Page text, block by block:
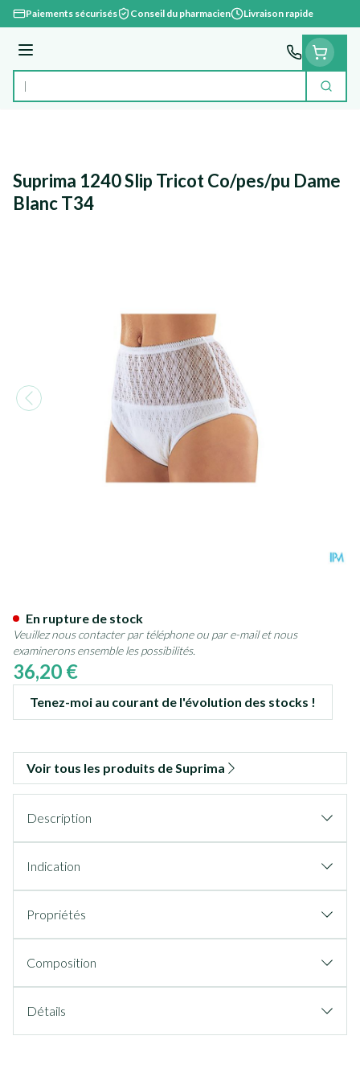
Aller au contenu
Paiements sécurisés Conseil du pharmacien Livraison rapide
Menu
Rechercher
Suprima 1240 Slip Tricot Co/pes/pu Dame
Blanc T34
36,20 €
Tenez-moi au courant de l'évolution des stocks !
En rupture de stock
Veuillez nous contacter par téléphone ou par e-mail et nous
examinerons ensemble les possibilités.
Voir tous les produits de Suprima
Description
Indication
Propriétés
Composition
Détails